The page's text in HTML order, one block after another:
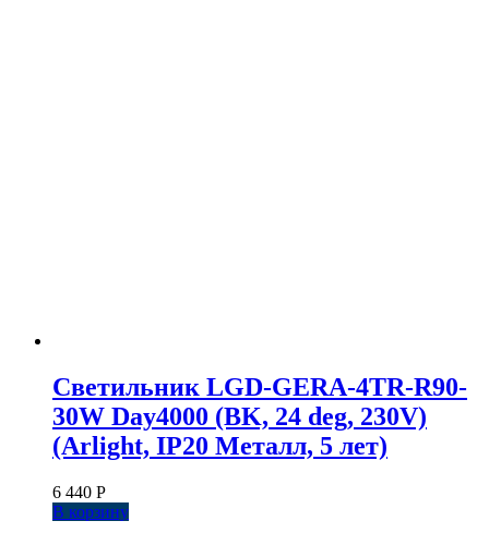
Светильник LGD-GERA-4TR-R90-
30W Day4000 (BK, 24 deg, 230V)
(Arlight, IP20 Металл, 5 лет)
6 440 Р
В корзину